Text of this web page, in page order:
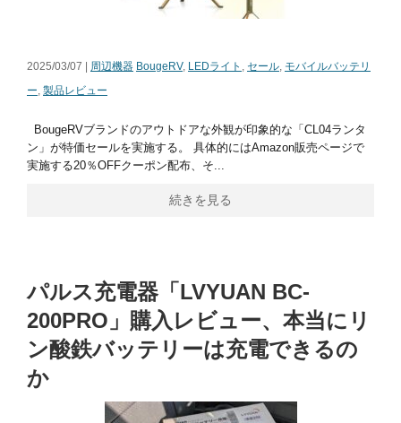
2025/03/07 | 周辺機器 BougeRV, LEDライト , セール, モバイルバッテリ
ー, 製品レビュー
BougeRVブランドのアウトドアな外観が印象的な「CL04ランタ
ン」が特価セールを実施する。 具体的にはAmazon販売ページで
実施する20％OFFクーポン配布、そ...
続きを見る
パルス充電器「LVYUAN BC-
200PRO」購入レビュー、本当にリ
ン酸鉄バッテリーは充電できるの
か